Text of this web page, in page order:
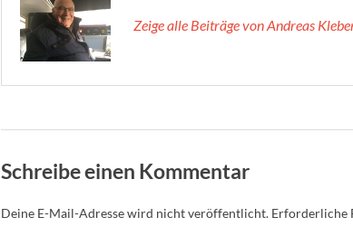
Zeige alle Beiträge von Andreas
Schreibe einen Kommentar
Deine E-Mail-Adresse wird nicht veröffentlicht. Erforderliche